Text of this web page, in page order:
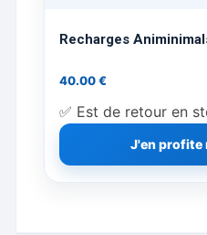
Recharges
40.00€
✅ Est de retour en
J'en profite